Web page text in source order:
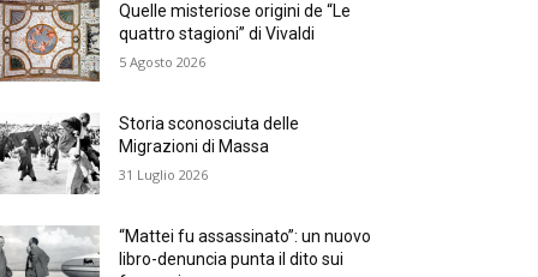
Quelle misteriose origini de “Le
quattro stagioni” di Vivaldi
5 Agosto 2026
Storia sconosciuta delle
Migrazioni di Massa
31 Luglio 2026
“Mattei fu assassinato”: un nuovo
libro-denuncia punta il dito sui